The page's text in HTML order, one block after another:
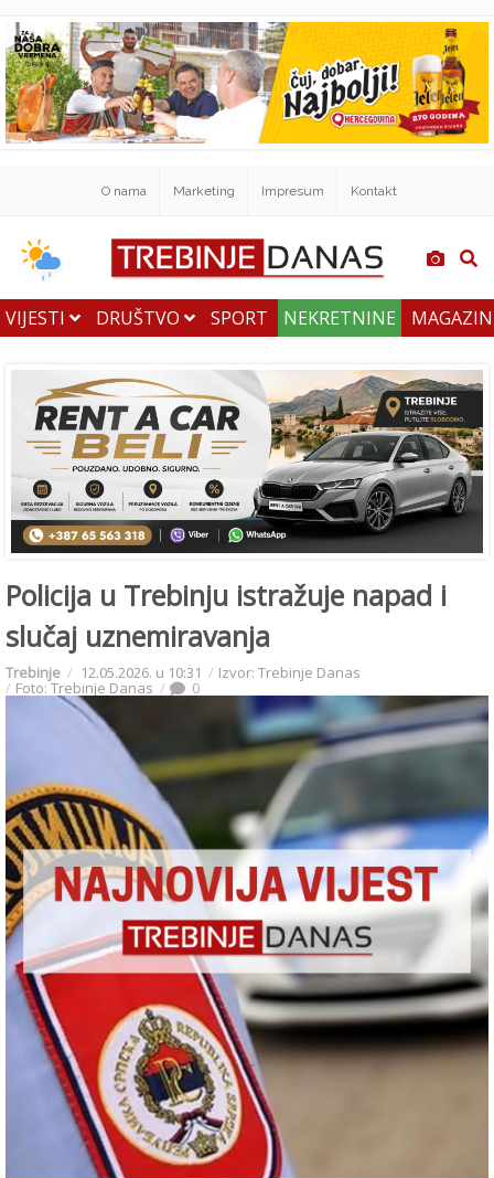
O nama Marketing Impresum Kontakt
VIJESTI DRUŠTVO SPORT NEKRETNINE
Policija u Trebinju istražuje napad i
slučaj uznemiravanja
Trebinje 12.05.2026. u 10:31 Izvor: Trebinje Danas
Foto: Trebinje Danas 0